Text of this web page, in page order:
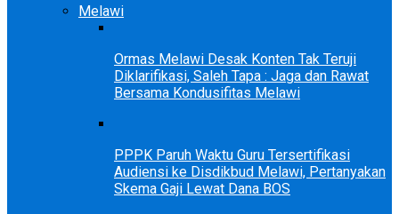
Melawi
Ormas Melawi Desak Konten Tak Teruji
Diklarifikasi, Saleh Tapa : Jaga dan Rawat
Bersama Kondusifitas Melawi
PPPK Paruh Waktu Guru Tersertifikasi
Audiensi ke Disdikbud Melawi, Pertanyakan
Skema Gaji Lewat Dana BOS